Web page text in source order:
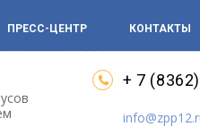
ПРЕСС-ЦЕНТР КОНТАКТЫ
+ 7